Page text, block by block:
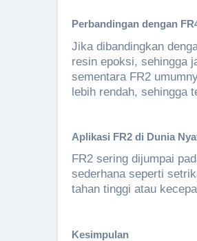
Perbandingan dengan
Jika dibandingkan
resin epoksi, sehingga
sementara FR2
lebih rendah, sehingga
Aplikasi FR2 di Dunia
FR2 sering dijumpai
sederhana seperti
tahan tinggi atau
Kesimpulan